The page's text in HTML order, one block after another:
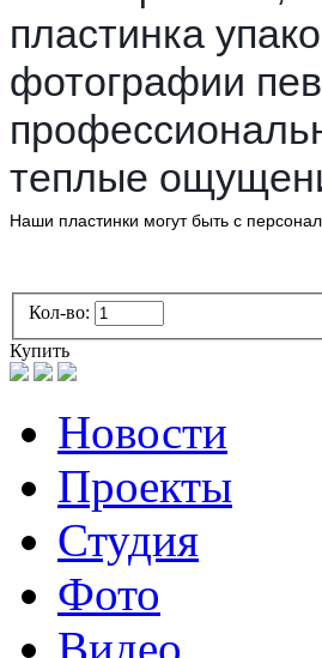
пластинка
фотографии
теплые
Наши пластинки могут быть с
Кол-во:
Купить
Новости
Проекты
Студия
Фото